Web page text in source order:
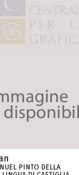
PINTO DELLA